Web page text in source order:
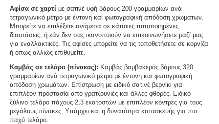
Αφίσα σε χαρτί με σατινέ υφή βάρους 200 γραμμαρίων ανά
τετραγωνικό μέτρο με έντονη και φωτογραφική απόδοση χρωμάτων.
Μπορείτε να επιλέξετε ανάμεσα σε κάποιες τυποποιημένες
διαστάσεις, ή εάν δεν σας ικανοποιούν να επικοινωνήσετε μαζί μας
για εναλλακτικές. Τις αφίσες μπορείτε να τις τοποθετήσετε σε κορνίζα
ή όπως αλλιώς επιθυμείτε.
Καμβάς σε τελάρο (πίνακας): Καμβάς βαμβακερός βάρους 320
γραμμαρίων ανά τετραγωνικό μέτρο με έντονη και φωτογραφική
απόδοση χρωμάτων. Επίστρωση με ειδικό σατινέ βερνίκι για
επιπλέον προστασία από γρατζουνιές και άλλες φθορές. Ειδικό
ξύλινο τελάρο πάχους 2,3 εκατοστών με επιπλέον κόντρες για τους
μεγάλους πίνακες. Υπάρχει και η δυνατότητα κατασκευής για πιο
παχύ τελάρο.